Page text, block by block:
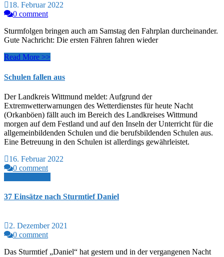
18. Februar 2022
0 comment
Sturmfolgen bringen auch am Samstag den Fahrplan durcheinander.
Gute Nachricht: Die ersten Fähren fahren wieder
Read More >>
Schulen fallen aus
Der Landkreis Wittmund meldet: Aufgrund der
Extremwetterwarnungen des Wetterdienstes für heute Nacht
(Orkanböen) fällt auch im Bereich des Landkreises Wittmund
morgen auf dem Festland und auf den Inseln der Unterricht für die
allgemeinbildenden Schulen und die berufsbildenden Schulen aus.
Eine Betreuung in den Schulen ist allerdings gewährleistet.
16. Februar 2022
0 comment
37 Einsätze nach Sturmtief Daniel
2. Dezember 2021
0 comment
Das Sturmtief „Daniel“ hat gestern und in der vergangenen Nacht